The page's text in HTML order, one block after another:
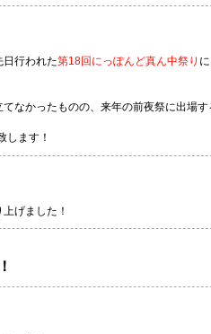
日行われた第18回にっぽんど真ん中祭り
なかったものの、来年の前夜祭に出場
します！
げました！